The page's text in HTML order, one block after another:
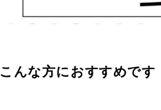
こんな方におすすめです